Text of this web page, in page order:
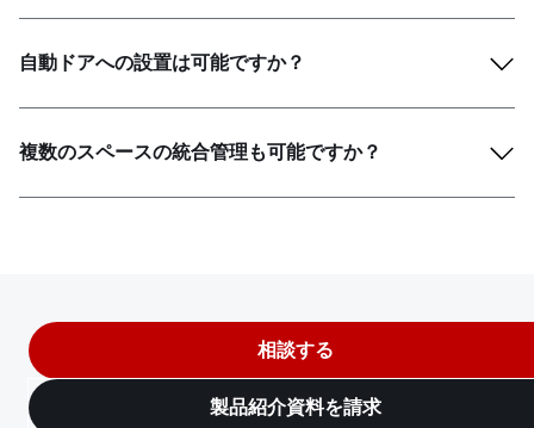
自動ドアへの設置は可能ですか？
複数のスペースの統合管理も可能ですか？
相談する
製品紹介資料を請求